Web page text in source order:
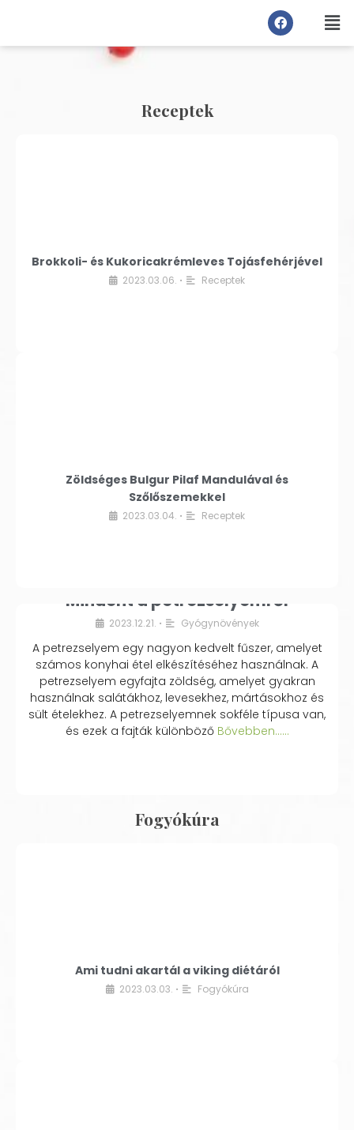
Receptek
Brokkoli- és Kukoricakrémleves Tojásfehérjével
2023.03.06. • Receptek
Zöldséges Bulgur Pilaf Mandulával és
Szőlőszemekkel
2023.03.04. • Receptek
Mindent a petrezselyemről
2023.12.21. • Gyógynövények
A petrezselyem egy nagyon kedvelt fűszer, amelyet
számos konyhai étel elkészítéséhez használnak. A
petrezselyem egyfajta zöldség, amelyet gyakran
használnak salátákhoz, levesekhez, mártásokhoz és
sült ételekhez. A petrezselyemnek sokféle típusa van,
és ezek a fajták különbözőBővebben...…
Fogyókúra
Ami tudni akartál a viking diétáról
2023.03.03. • Fogyókúra